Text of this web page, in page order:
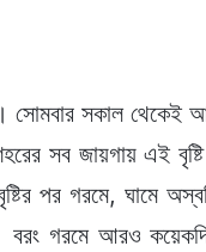
সোমবার সকাল থেকেই
সব জায়গায় এই
পর গরমে, ঘামে
গরমে আরও